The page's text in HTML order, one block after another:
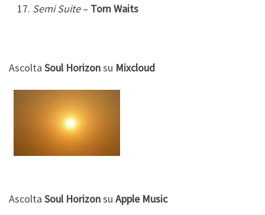
Semi Suite– Tom Waits
Ascolta Soul Horizonsu Mixcloud
Ascolta Soul Horizonsu Apple Music